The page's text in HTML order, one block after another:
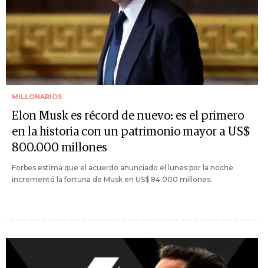
MILLONARIOS
Elon Musk es récord de nuevo: es el primero
en la historia con un patrimonio mayor a US$
800.000 millones
Forbes estima que el acuerdo anunciado el lunes por la noche
incrementó la fortuna de Musk en US$ 84.000 millones.